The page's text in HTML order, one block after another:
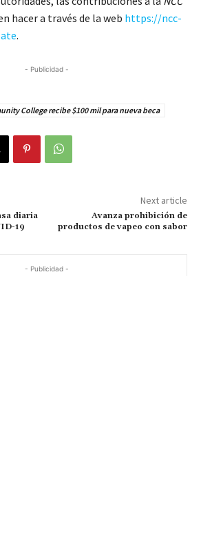
hacer a través de la web https://ncc-
.
- Publicidad -
College recibe $100 mil para nueva beca
diaria
19
Next article
Avanza prohibición de
productos de vapeo con sabor
- Publicidad -